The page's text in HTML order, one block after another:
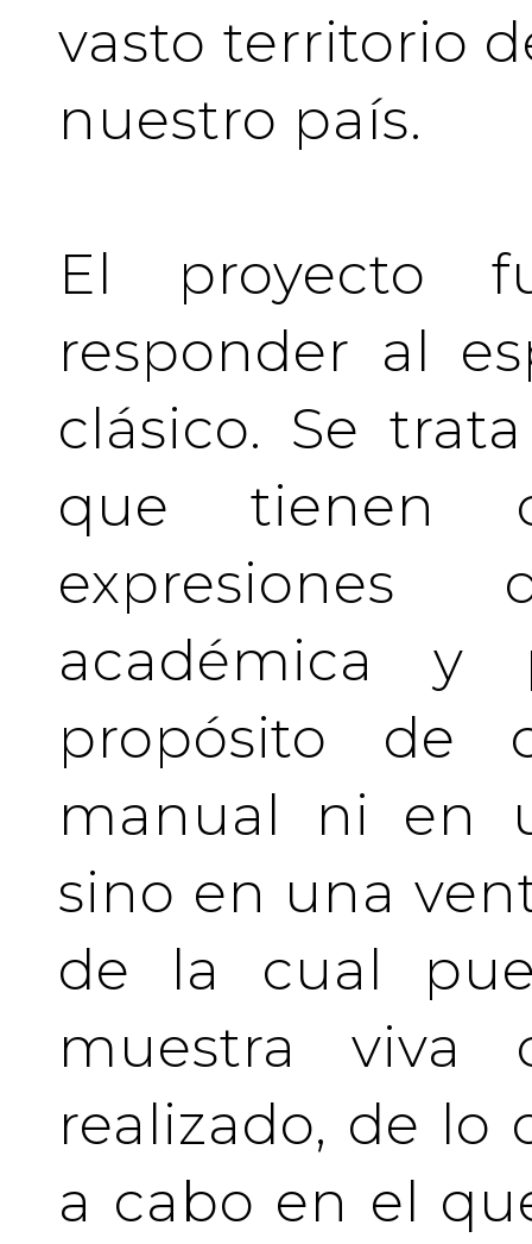
vasto territorio
nuestro país.
El proyecto
responder al
clásico. Se
que tienen
académica y
propósito de
manual ni en
sino en una
de la cual
muestra
realizado, de lo
a cabo en el